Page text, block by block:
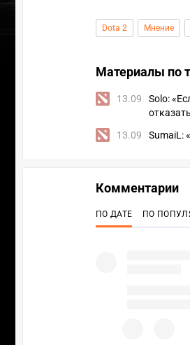
Dota 2 Мнение
Материалы по
13.09
Solo:
13.09 SumaiL:
Комментарии
ПО ДАТЕ ПО